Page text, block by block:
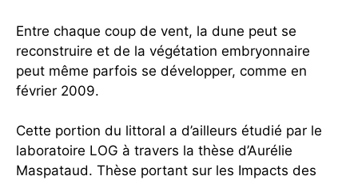
Entre chaque coup de vent, la dune peut se
reconstruire et de la végétation embryonnaire
peut même parfois se développer, comme en
février 2009.
Cette portion du littoral a d’ailleurs étudié par le
laboratoire LOG à travers la thèse d’Aurélie
Maspataud. Thèse portant sur les Impacts des